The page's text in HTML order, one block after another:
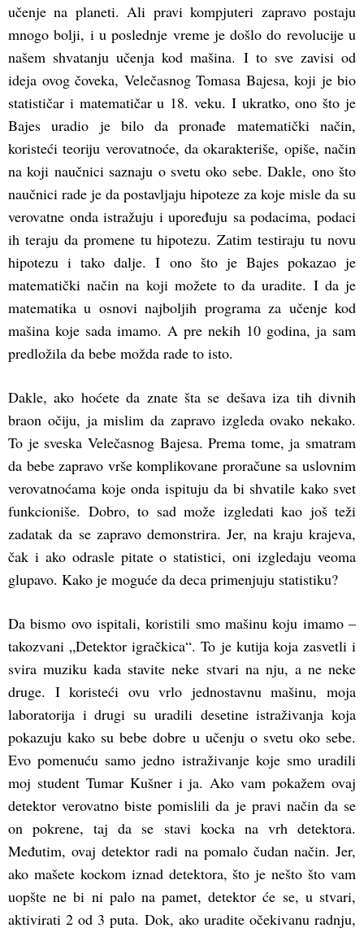
učenje na planeti. Ali pravi kompjuteri zapravo postaju
mnogo bolji, i u poslednje vreme je došlo do revolucije u
našem shvatanju učenja kod mašina. I to sve zavisi od
ideja ovog čoveka, Velečasnog Tomasa Bajesa, koji je bio
statističar i matematičar u 18. veku. I ukratko, ono što je
Bajes uradio je bilo da pronađe matematički način,
koristeći teoriju verovatnoće, da okarakteriše, opiše, način
na koji naučnici saznaju o svetu oko sebe. Dakle, ono što
naučnici rade je da postavljaju hipoteze za koje misle da su
verovatne onda istražuju i upoređuju sa podacima, podaci
ih teraju da promene tu hipotezu. Zatim testiraju tu novu
hipotezu i tako dalje. I ono što je Bajes pokazao je
matematički način na koji možete to da uradite. I da je
matematika u osnovi najboljih programa za učenje kod
mašina koje sada imamo. A pre nekih 10 godina, ja sam
predložila da bebe možda rade to isto.
Dakle, ako hoćete da znate šta se dešava iza tih divnih
braon očiju, ja mislim da zapravo izgleda ovako nekako.
To je sveska Velečasnog Bajesa. Prema tome, ja smatram
da bebe zapravo vrše komplikovane proračune sa uslovnim
verovatnoćama koje onda ispituju da bi shvatile kako svet
funkcioniše. Dobro, to sad može izgledati kao još teži
zadatak da se zapravo demonstrira. Jer, na kraju krajeva,
čak i ako odrasle pitate o statistici, oni izgledaju veoma
glupavo. Kako je moguće da deca primenjuju statistiku?
Da bismo ovo ispitali, koristili smo mašinu koju imamo –
takozvani „Detektor igračkica“. To je kutija koja zasvetli i
svira muziku kada stavite neke stvari na nju, a ne neke
druge. I koristeći ovu vrlo jednostavnu mašinu, moja
laboratorija i drugi su uradili desetine istraživanja koja
pokazuju kako su bebe dobre u učenju o svetu oko sebe.
Evo pomenuću samo jedno istraživanje koje smo uradili
moj student Tumar Kušner i ja. Ako vam pokažem ovaj
detektor verovatno biste pomislili da je pravi način da se
on pokrene, taj da se stavi kocka na vrh detektora.
Međutim, ovaj detektor radi na pomalo čudan način. Jer,
ako mašete kockom iznad detektora, što je nešto što vam
uopšte ne bi ni palo na pamet, detektor će se, u stvari,
aktivirati 2 od 3 puta. Dok, ako uradite očekivanu radnju,